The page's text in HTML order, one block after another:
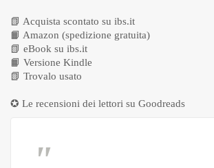
📗 Acquista scontato su ibs.it
📙 Amazon (spedizione gratuita)
📗 eBook su ibs.it
📙 Versione Kindle
📗 Trovalo usato
✪ Le recensioni dei lettori su Goodreads